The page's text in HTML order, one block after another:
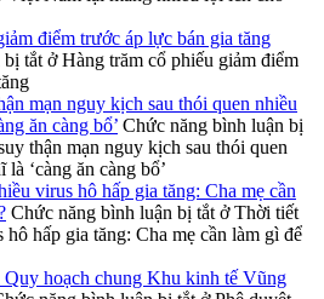
điểm trước áp lực bán gia tăng
bị tắt ở Hàng trăm cổ phiếu giảm điểm
mạn nguy kịch sau thói quen nhiều
ăn càng bổ’ Chức năng bình luận bị
thận mạn nguy kịch sau thói quen
‘càng ăn càng bổ’
virus hô hấp gia tăng: Cha mẹ cần
Chức năng bình luận bị tắt ở Thời tiết
hô hấp gia tăng: Cha mẹ cần làm gì để
Quy hoạch chung Khu kinh tế Vũng